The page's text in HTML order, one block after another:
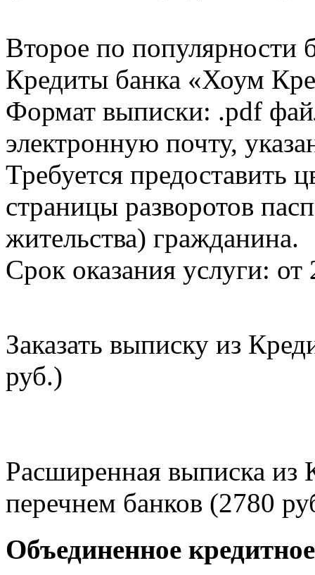
Второе по популярности
Кредиты банка «Хоум
Формат выписки: .pdf
электронную почту,
Требуется предоставить
страницы разворотов
жительства) гражданина.
Срок оказания услуги: от
Заказать выписку из
руб.)
Расширенная выписка из
перечнем банков (2780
Объединенное